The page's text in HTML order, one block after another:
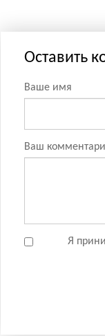
Оставить
Ваше имя
Ваш
Я